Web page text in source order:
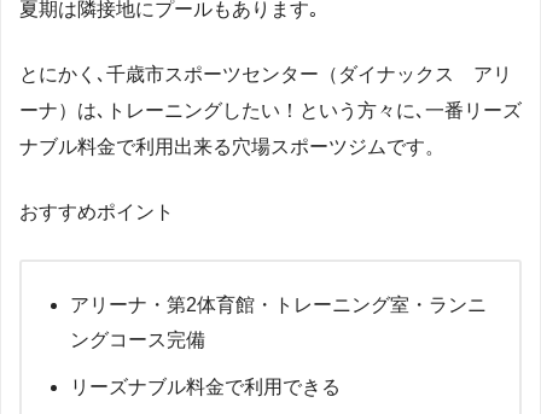
夏期は隣接地にプールもあります｡
とにかく､千歳市スポーツセンター（ダイナックス アリ
ーナ）は､トレーニングしたい！という方々に､一番リーズ
ナブル料金で利用出来る穴場スポーツジムです。
おすすめポイント
アリーナ・第2体育館・トレーニング室・ランニ
ングコース完備
リーズナブル料金で利用できる